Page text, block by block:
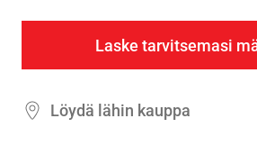
Laske tarvitsemasi
Löydä lähin kauppa